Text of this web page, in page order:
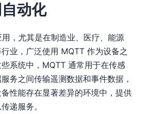
动化
，尤其是在制造业、医疗、能源
业，广泛使用 MQTT 作为设备之
系统中，MQTT 通常用于在传感
务之间传输遥测数据和事件数据，
性能存在显著差异的环境中，提供
递服务。